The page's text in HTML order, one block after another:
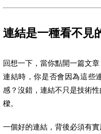
連結是一種看不見
回想一下，當你點開一篇文
連結時，你是否會因為這些
感？沒錯，連結不只是技術
樑。
一個好的連結，背後必須有